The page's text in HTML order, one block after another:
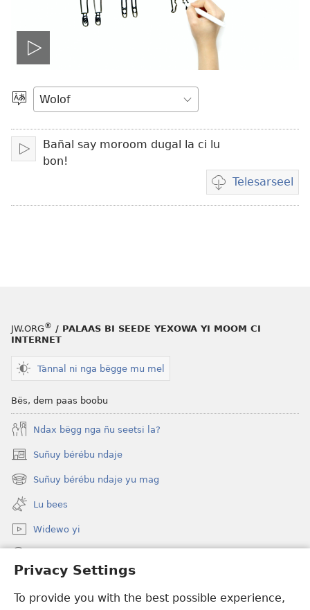
Privacy Settings
To provide you with the best possible experience,
Play
video
Tànnal
benn
làkk
Ngir
Bañal say moroom dugal la ci lu
bon!
Telesarseel
Tànnal
ni
JW.ORG® / PALAAS BI SEEDE YEXOWA YI MOOM CI
INTERNET
Tànnal ni nga bëgge mu mel
Bës, dem paas boobu
Ndax bëgg nga ñu seetsi la?
Suñuy bérébu ndaje
(opens
new
window)
Suñuy bérébu ndaje yu mag
(opens
new
window)
Lu bees
Widewo yi
(opens